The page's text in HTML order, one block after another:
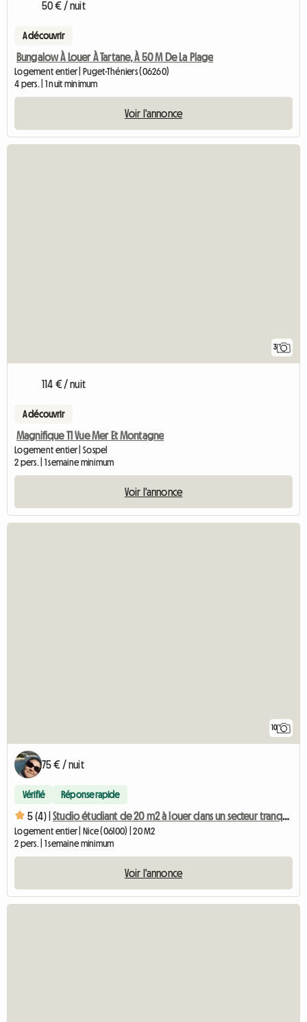
50 € / nuit
A découvrir
Bungalow À Louer À Tartane, À 50 M De La Plage
Logement entier | Puget-Théniers (06260)
4 pers. | 1 nuit minimum
Voir l'annonce
3
114 € / nuit
A découvrir
Magnifique T1 Vue Mer Et Montagne
Logement entier | Sospel
2 pers. | 1 semaine minimum
Voir l'annonce
10
75 € / nuit
Vérifié Réponse rapide
5 (4) | Studio étudiant de 20 m2 à louer dans un secteur tranquille. À 20 minutes du centre-ville.
Logement entier | Nice (06100) | 20 M2
2 pers. | 1 semaine minimum
Voir l'annonce